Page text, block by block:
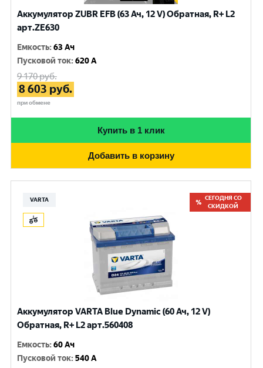
Аккумулятор ZUBR EFB (63 Ач, 12 V) Обратная, R+ L2
арт.ZE630
Емкость:63 Ач
Пусковой ток:620 A
9 170руб.
8 603 руб.
при обмене
Купить в 1 клик
Добавить в корзину
VARTA
СЕГОДНЯ СО
СКИДКОЙ
Аккумулятор VARTA Blue Dynamic (60 Ач, 12 V)
Обратная, R+ L2 арт.560408
Емкость:60 Ач
Пусковой ток:540 A